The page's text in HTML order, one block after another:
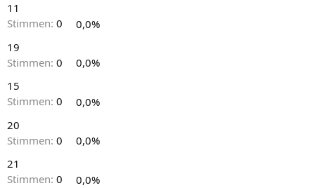
11
Stimmen: 0
0,0%
19
Stimmen: 0
0,0%
15
Stimmen: 0
0,0%
20
Stimmen: 0
0,0%
21
Stimmen: 0
0,0%